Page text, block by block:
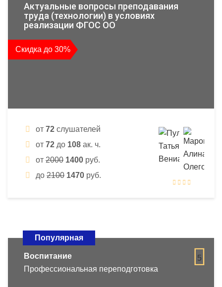
Актуальные вопросы преподавания
труда (технологии) в условиях
реализации ФГОС ОО
Скидка до 30%
от 72 слушателей
от 72 до 108 ак. ч.
от 2000 1400 руб.
до 2100 1470 руб.
Популярная
5
Воспитание
Профессиональная переподготовка